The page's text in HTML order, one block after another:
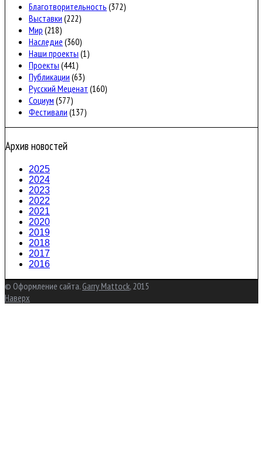
Благотворительность (372)
Выставки (222)
Мир (218)
Наследие (360)
Наши проекты (1)
Проекты (441)
Публикации (63)
Русский Меценат (160)
Социум (577)
Фестивали (137)
Архив новостей
2025
2024
2023
2022
2021
2020
2019
2018
2017
2016
© Оформление сайта. Garry Mattock, 2015
Наверх